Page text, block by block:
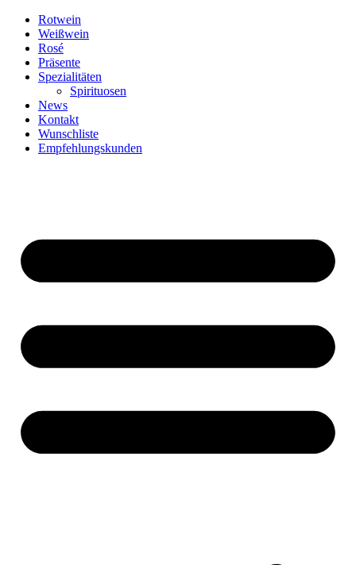
Zum
Inhalt
springen
Rotwein
Weißwein
Rosé
Präsente
Spezialitäten
Spirituosen
News
Kontakt
Wunschliste
Empfehlungskunden